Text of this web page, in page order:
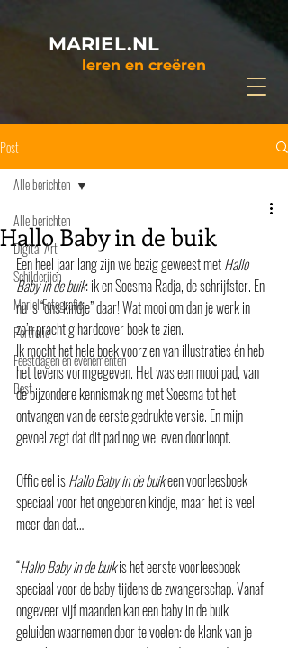
MARIEL.NL
leren en creëren
Post
Alle berichten
Digital Art
Schilderijen
Mariel Fotografie
Portfolio
Feestdagen en evenementen
Best
Alle berichten
Hallo Baby in de buik
Een heel jaar lang zijn we bezig geweest met Hallo
Baby in de buik: ik en Soesma Radja, de schrijfster. En
nu is “ons kindje” daar! Wat mooi om dan je werk in
zo’n prachtig hardcover boek te zien.
Ik mocht het hele boek voorzien van illustraties én heb
het tevens vormgegeven. Het was een mooi pad, van
de bijzondere kennismaking met Soesma tot het
ontvangen van de eerste gedrukte versie. En mijn
gevoel zegt dat dit pad nog wel even doorloopt.
Officieel is Hallo Baby in de buik een voorleesboek
speciaal voor het ongeboren kindje, maar het is veel
meer dan dat…
“Hallo Baby in de buik is het eerste voorleesboek
speciaal voor de baby tijdens de zwangerschap. Vanaf
ongeveer vijf maanden kan een baby in de buik
geluiden waarnemen door te voelen: de klank van je